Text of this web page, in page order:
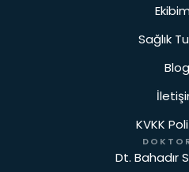
Sağlık
Blog
KVKK
Dt. Bahadır